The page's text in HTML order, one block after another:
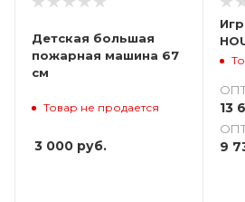
Детская большая
пожарная машина 67
см
Товар не продается
3 000 руб.
ОПТ
13
ОПТ
9